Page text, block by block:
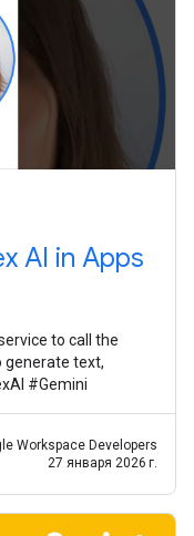
AI in Apps
to call the
generate text,
#Gemini
Workspace Developers
27 января 2026 г.